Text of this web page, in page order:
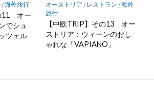
/海外旅行
11 オー
でシュ
ツェル
オーストリア / レストラン /海外
旅行
【中欧TRIP】その13 オー
ストリア：ウィーンのおし
ゃれな「VAPIANO」